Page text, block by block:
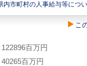
市町村の人事給与等につい
こ
122896百万円
40265百万円